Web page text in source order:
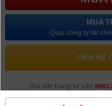
MUA
Qua công ty tài
LIÊN HỆ
Gọi đặt hàng tư vấn